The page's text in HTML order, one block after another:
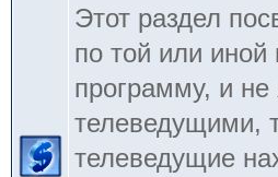
Этот раздел
по той или иной
программу, и
телеведущими,
телеведущие